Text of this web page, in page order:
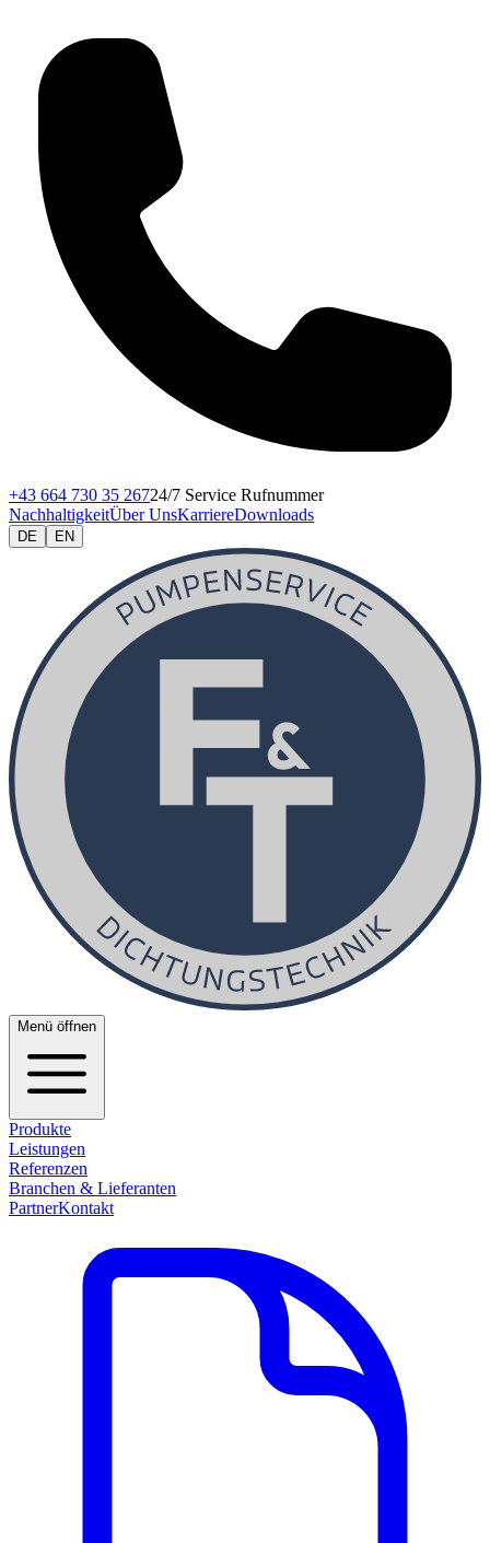
+43 664 730 35 26724/7 Service Rufnummer
NachhaltigkeitÜber UnsKarriereDownloads
DE EN
Menü öffnen
Produkte
Leistungen
Referenzen
Branchen & Lieferanten
PartnerKontakt